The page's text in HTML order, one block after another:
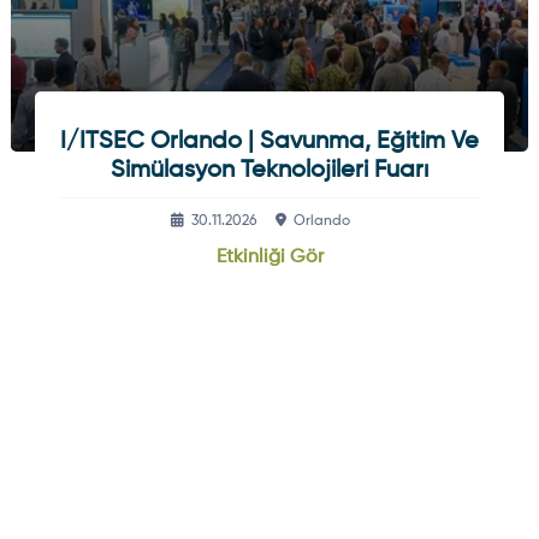
I/ITSEC Orlando | Savunma, Eğitim Ve
Simülasyon Teknolojileri Fuarı
30.11.2026 Orlando
Etkinliği Gör